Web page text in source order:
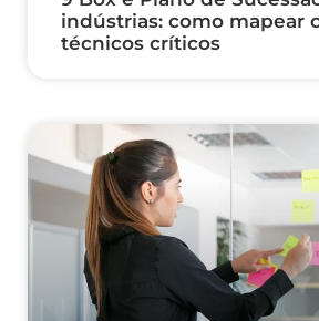
indústrias: como mapear
técnicos críticos